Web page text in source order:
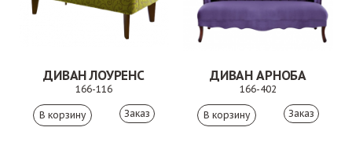
ДИВАН ЛОУРЕНС
166-116
Заказ
ДИВАН АРНОБА
166-402
Заказ